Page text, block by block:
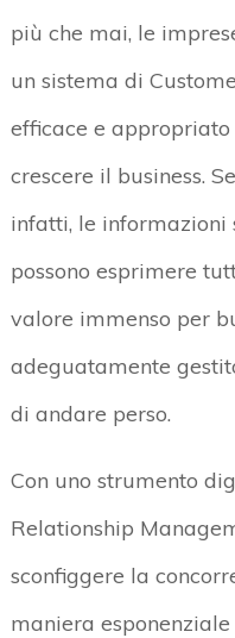
più che mai, le
un sistema di
efficace e
crescere il business.
infatti, le informazioni
possono esprimere
valore immenso per
adeguatamente
di andare perso.
Con uno strumento
Relationship
sconfiggere la
maniera